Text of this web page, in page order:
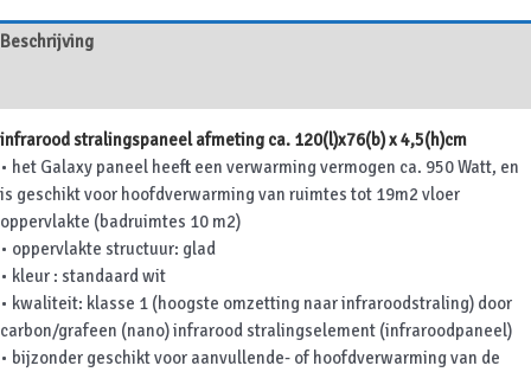
Beschrijving
infrarood stralingspaneel afmeting ca. 120(l)x76(b) x 4,5(h)cm
• het Galaxy paneel heeft een verwarming vermogen ca. 950 Watt, en
is geschikt voor hoofdverwarming van ruimtes tot 19m2 vloer
oppervlakte (badruimtes 10 m2)
• oppervlakte structuur: glad
• kleur : standaard wit
• kwaliteit: klasse 1 (hoogste omzetting naar infraroodstraling) door
carbon/grafeen (nano) infrarood stralingselement (infraroodpaneel)
• bijzonder geschikt voor aanvullende- of hoofdverwarming van de